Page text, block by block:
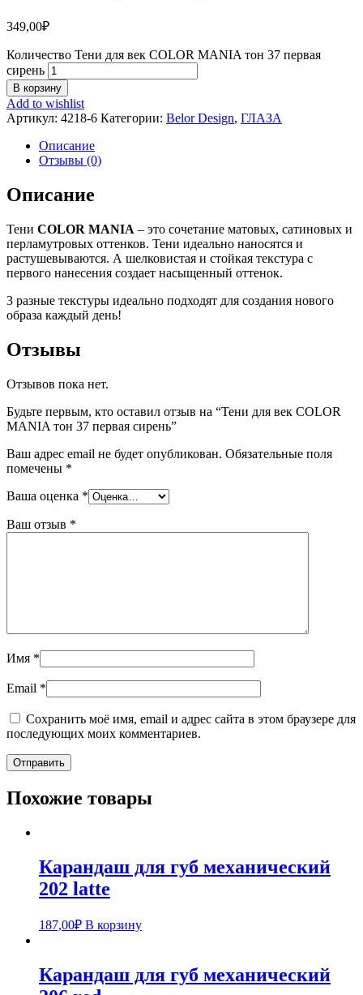
349,00₽
Количество Тени для век COLOR MANIA тон 37 первая
сирень
В корзину
Add to wishlist
Артикул: 4218-6 Категории: Belor Design, ГЛАЗА
Описание
Отзывы (0)
Описание
Тени COLOR MANIA – это сочетание матовых, сатиновых и
перламутровых оттенков. Тени идеально наносятся и
растушевываются. А шелковистая и стойкая текстура с
первого нанесения создает насыщенный оттенок.
3 разные текстуры идеально подходят для создания нового
образа каждый день!
Отзывы
Отзывов пока нет.
Будьте первым, кто оставил отзыв на “Тени для век COLOR
MANIA тон 37 первая сирень”
Ваш адрес email не будет опубликован. Обязательные поля
помечены *
Ваша оценка *
Ваш отзыв *
Имя *
Email *
Сохранить моё имя, email и адрес сайта в этом браузере для
последующих моих комментариев.
Похожие товары
Карандаш для губ механический
202 latte
187,00₽ В корзину
Карандаш для губ механический